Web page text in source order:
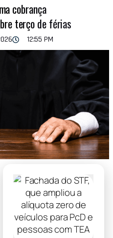
cobrança
terço de férias
12:55 PM